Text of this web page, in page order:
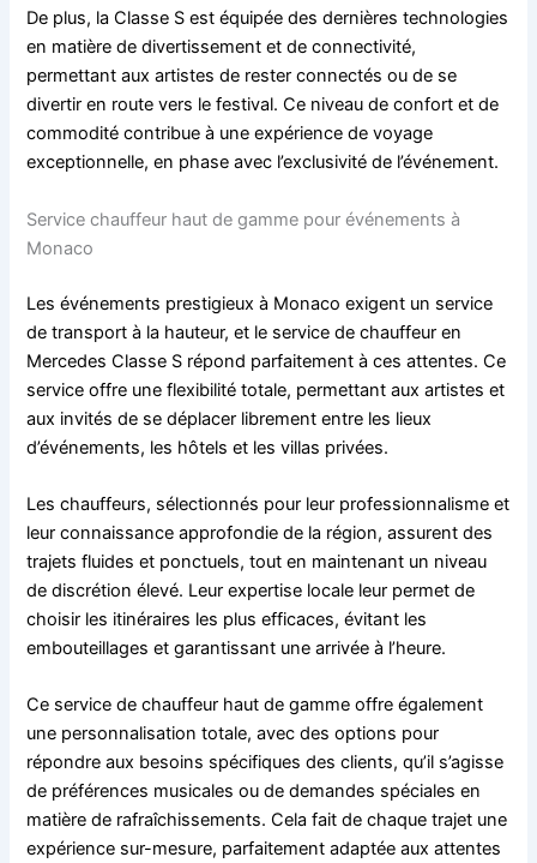
De plus, la Classe S est équipée des dernières technologies
en matière de divertissement et de connectivité,
permettant aux artistes de rester connectés ou de se
divertir en route vers le festival. Ce niveau de confort et de
commodité contribue à une expérience de voyage
exceptionnelle, en phase avec l’exclusivité de l’événement.
Service chauffeur haut de gamme pour événements à
Monaco
Les événements prestigieux à Monaco exigent un service
de transport à la hauteur, et le service de chauffeur en
Mercedes Classe S répond parfaitement à ces attentes. Ce
service offre une flexibilité totale, permettant aux artistes et
aux invités de se déplacer librement entre les lieux
d’événements, les hôtels et les villas privées.
Les chauffeurs, sélectionnés pour leur professionnalisme et
leur connaissance approfondie de la région, assurent des
trajets fluides et ponctuels, tout en maintenant un niveau
de discrétion élevé. Leur expertise locale leur permet de
choisir les itinéraires les plus efficaces, évitant les
embouteillages et garantissant une arrivée à l’heure.
Ce service de chauffeur haut de gamme offre également
une personnalisation totale, avec des options pour
répondre aux besoins spécifiques des clients, qu’il s’agisse
de préférences musicales ou de demandes spéciales en
matière de rafraîchissements. Cela fait de chaque trajet une
expérience sur-mesure, parfaitement adaptée aux attentes